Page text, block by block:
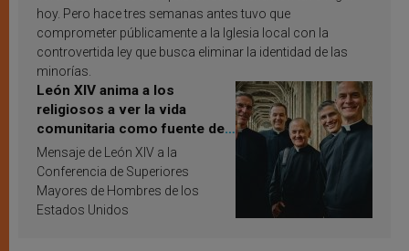
hoy. Pero hace tres semanas antes tuvo que
comprometer públicamente a la Iglesia local con la
controvertida ley que busca eliminar la identidad de las
minorías.
León XIV anima a los
religiosos a ver la vida
comunitaria como fuente de
inspiración y santificación
Mensaje de León XIV a la
Conferencia de Superiores
Mayores de Hombres de los
Estados Unidos